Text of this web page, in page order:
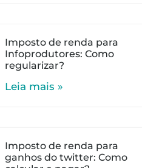
Imposto de renda para
Infoprodutores: Como
regularizar?
Leia mais »
Imposto de renda para
ganhos do twitter: Como